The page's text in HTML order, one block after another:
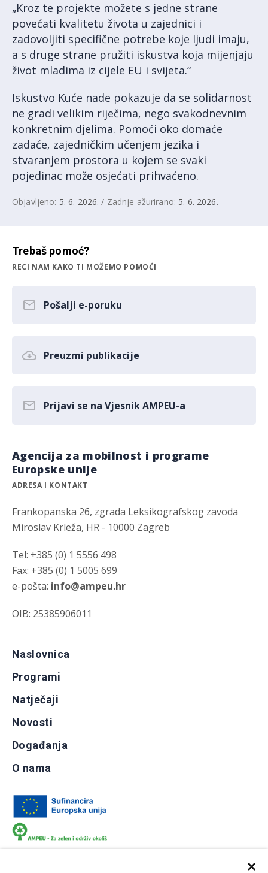
×
„Kroz te projekte možete s jedne strane
povećati kvalitetu života u zajednici i
zadovoljiti specifične potrebe koje ljudi imaju,
a s druge strane pružiti iskustva koja mijenjaju
život mladima iz cijele EU i svijeta.“
Iskustvo Kuće nade pokazuje da se solidarnost
ne gradi velikim riječima, nego svakodnevnim
konkretnim djelima. Pomoći oko domaće
zadaće, zajedničkim učenjem jezika i
stvaranjem prostora u kojem se svaki
pojedinac može osjećati prihvaćeno.
Objavljeno: 5. 6. 2026. / Zadnje ažurirano: 5. 6. 2026.
Trebaš pomoć?
RECI NAM KAKO TI MOŽEMO POMOĆI
Pošalji e-poruku
Preuzmi publikacije
Prijavi se na Vjesnik AMPEU-a
Agencija za mobilnost i programe
Europske unije
ADRESA I KONTAKT
Frankopanska 26, zgrada Leksikografskog zavoda
Miroslav Krleža, HR - 10000 Zagreb
Tel: +385 (0) 1 5556 498
Fax: +385 (0) 1 5005 699
e-pošta: info@ampeu.hr
OIB: 25385906011
Naslovnica
Programi
Natječaji
Novosti
Događanja
O nama